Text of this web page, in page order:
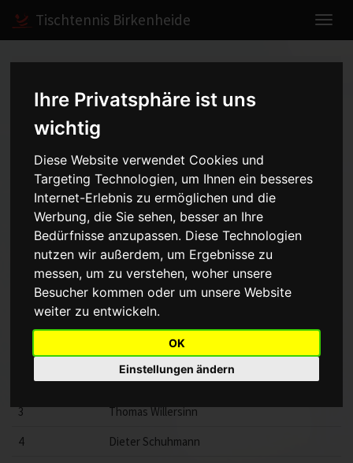
Ihre Privatsphäre ist uns
wichtig
Diese Website verwendet Cookies und
Targeting Technologien, um Ihnen ein besseres
Internet-Erlebnis zu ermöglichen und die
Werbung, die Sie sehen, besser an Ihre
Bedürfnisse anzupassen. Diese Technologien
nutzen wir außerdem, um Ergebnisse zu
messen, um zu verstehen, woher unsere
Besucher kommen oder um unsere Website
weiter zu entwickeln.
OK
Einstellungen ändern
Tischtennis Birkenheide
Herren III - Kreisliga Gr.2 -
2008/2009
Mannschaft Saison
Aufstellung
Punkt
Name
Peter Hötzinger
Andreas Verst
3
Thomas Willersinn
4
Dieter Schuhmann